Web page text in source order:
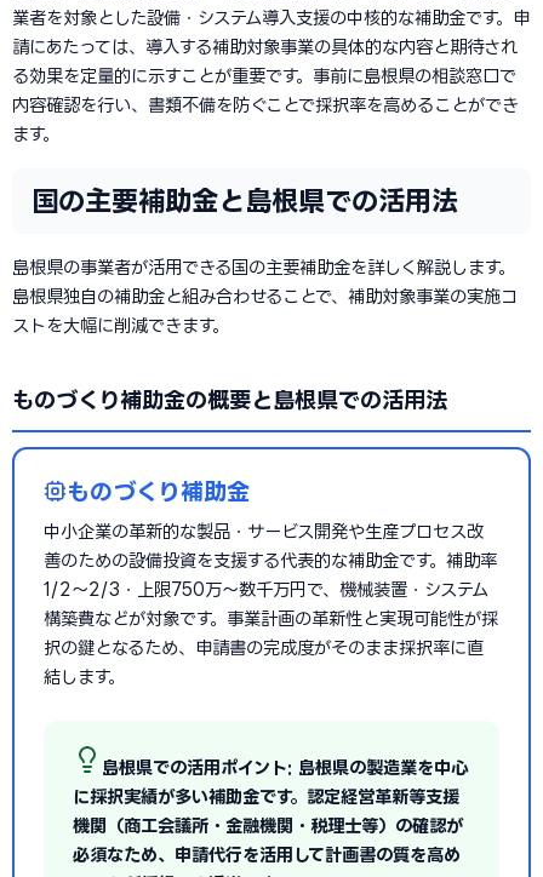
業者を対象とした設備・システム導入支援の中核的な補助金です。申
請にあたっては、導入する補助対象事業の具体的な内容と期待され
る効果を定量的に示すことが重要です。事前に島根県の相談窓口で
内容確認を行い、書類不備を防ぐことで採択率を高めることができ
ます。
国の主要補助金と島根県での活用法
島根県の事業者が活用できる国の主要補助金を詳しく解説します。
島根県独自の補助金と組み合わせることで、補助対象事業の実施コ
ストを大幅に削減できます。
ものづくり補助金の概要と島根県での活用法
ものづくり補助金
中小企業の革新的な製品・サービス開発や生産プロセス改
善のための設備投資を支援する代表的な補助金です。補助率
1/2〜2/3・上限750万〜数千万円で、機械装置・システム
構築費などが対象です。事業計画の革新性と実現可能性が採
択の鍵となるため、申請書の完成度がそのまま採択率に直
結します。
島根県での活用ポイント: 島根県の製造業を中心
に採択実績が多い補助金です。認定経営革新等支援
機関（商工会議所・金融機関・税理士等）の確認が
必須なため、申請代行を活用して計画書の質を高め